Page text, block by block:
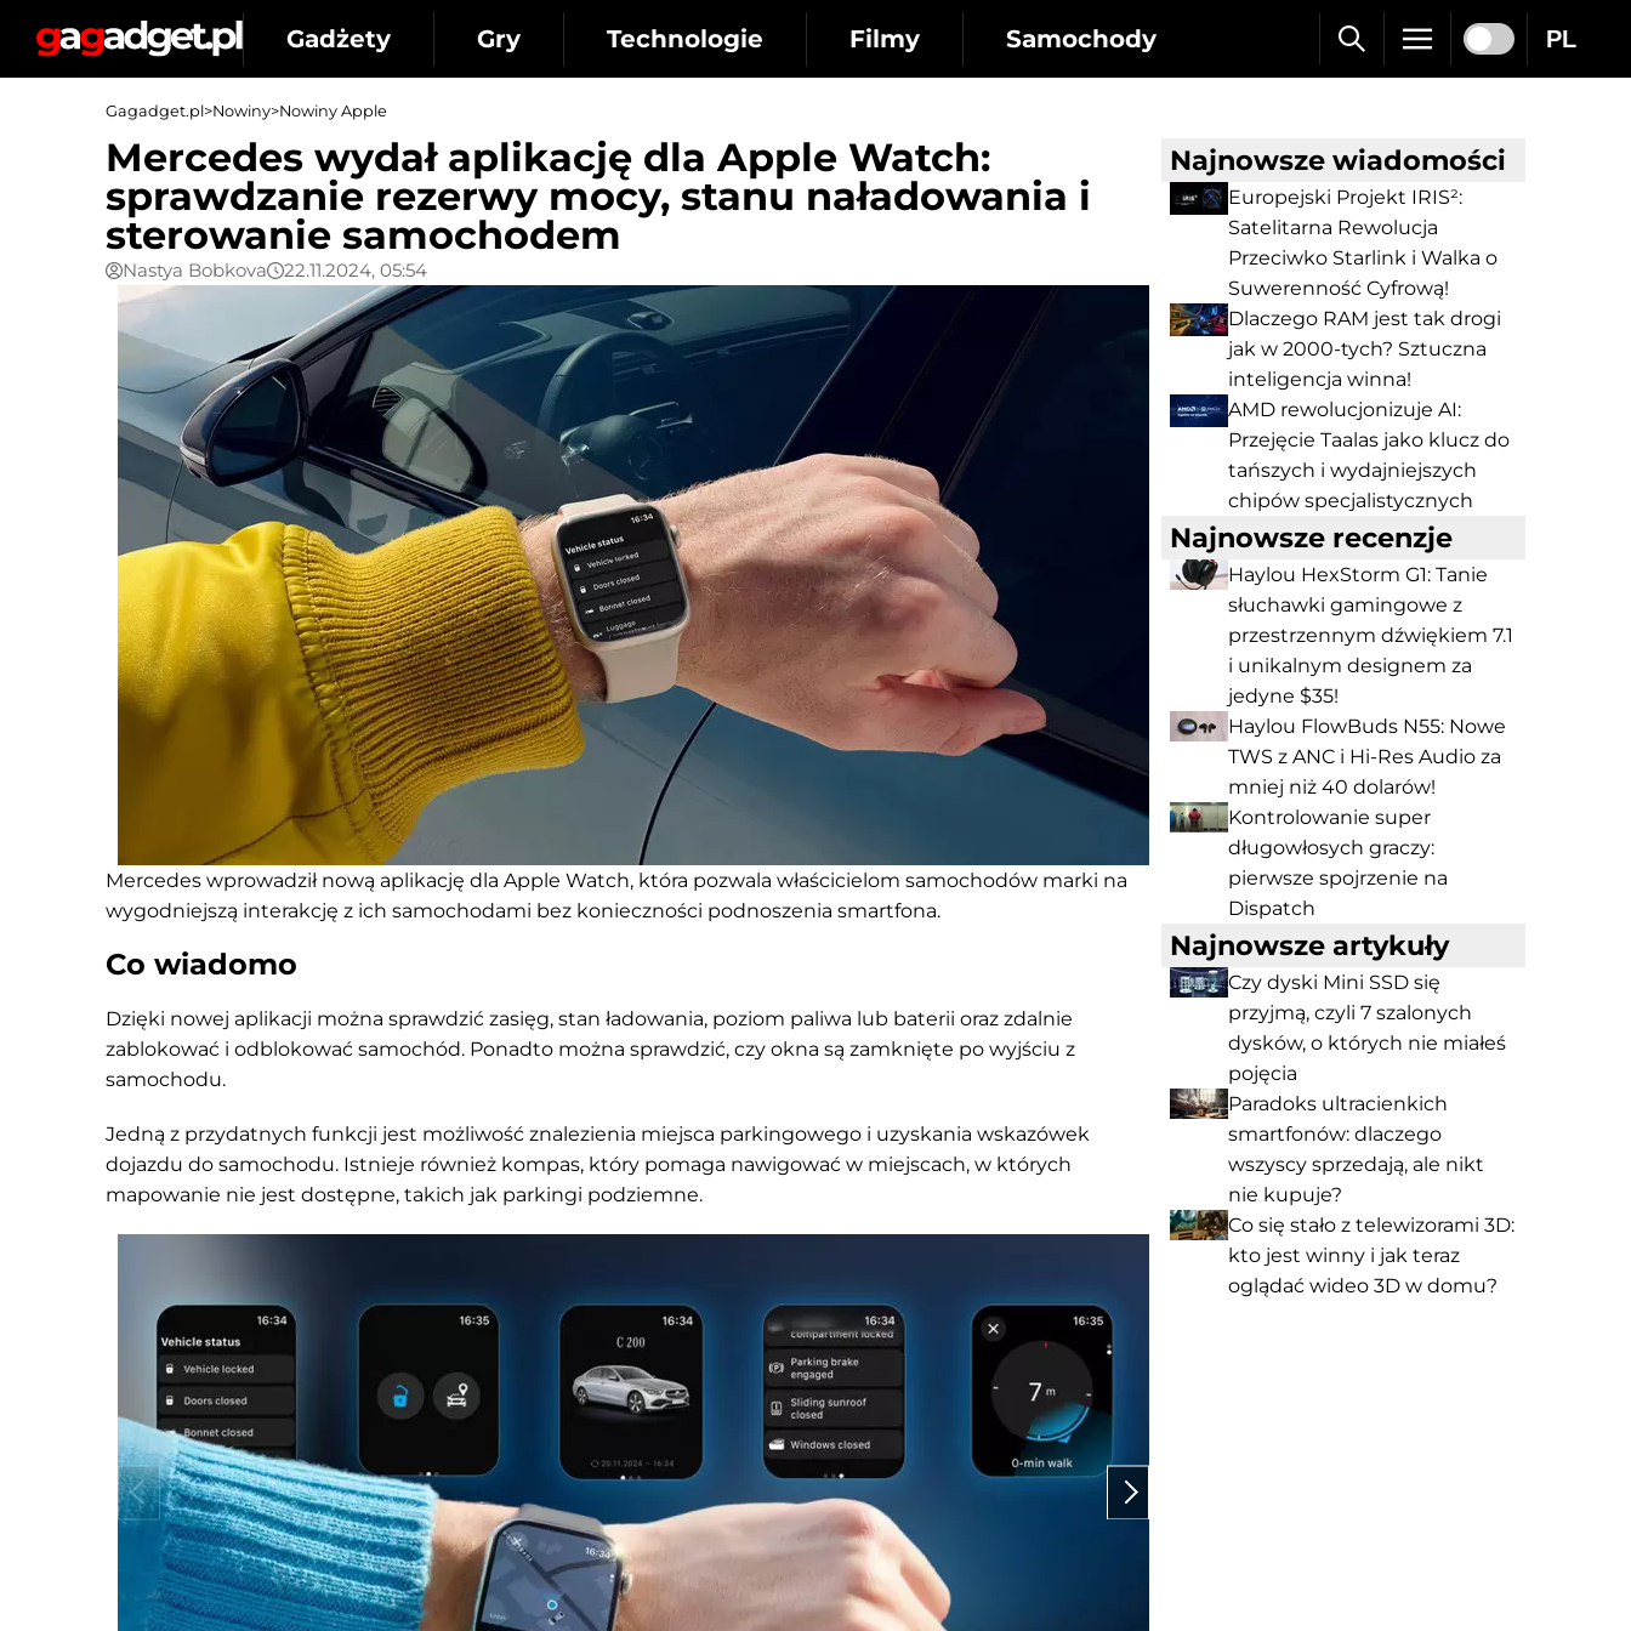
Gadżety Gry Technologie Filmy Samochody PL
Gagadget.pl>Nowiny>Nowiny Apple
Mercedes wydał aplikację dla Apple Watch:
sprawdzanie rezerwy mocy, stanu naładowania i
sterowanie samochodem
Nastya Bobkova 22.11.2024, 05:54
Mercedes wprowadził nową aplikację dla Apple Watch, która pozwala właścicielom samochodów marki na
wygodniejszą interakcję z ich samochodami bez konieczności podnoszenia smartfona.
Co wiadomo
Dzięki nowej aplikacji można sprawdzić zasięg, stan ładowania, poziom paliwa lub baterii oraz zdalnie
zablokować i odblokować samochód. Ponadto można sprawdzić, czy okna są zamknięte po wyjściu z
samochodu.
Jedną z przydatnych funkcji jest możliwość znalezienia miejsca parkingowego i uzyskania wskazówek
dojazdu do samochodu. Istnieje również kompas, który pomaga nawigować w miejscach, w których
mapowanie nie jest dostępne, takich jak parkingi podziemne.
Najnowsze wiadomości
Europejski Projekt IRIS²:
Satelitarna Rewolucja
Przeciwko Starlink i Walka o
Suwerenność Cyfrową!
Dlaczego RAM jest tak drogi
jak w 2000-tych? Sztuczna
inteligencja winna!
AMD rewolucjonizuje AI:
Przejęcie Taalas jako klucz do
tańszych i wydajniejszych
chipów specjalistycznych
Najnowsze recenzje
Haylou HexStorm G1: Tanie
słuchawki gamingowe z
przestrzennym dźwiękiem 7.1
i unikalnym designem za
jedyne $35!
Haylou FlowBuds N55: Nowe
TWS z ANC i Hi-Res Audio za
mniej niż 40 dolarów!
Kontrolowanie super
długowłosych graczy:
pierwsze spojrzenie na
Dispatch
Najnowsze artykuły
Czy dyski Mini SSD się
przyjmą, czyli 7 szalonych
dysków, o których nie miałeś
pojęcia
Paradoks ultracienkich
smartfonów: dlaczego
wszyscy sprzedają, ale nikt
nie kupuje?
Co się stało z telewizorami 3D:
kto jest winny i jak teraz
oglądać wideo 3D w domu?